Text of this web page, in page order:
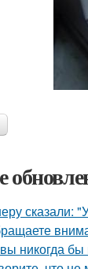
сказали:
никогда